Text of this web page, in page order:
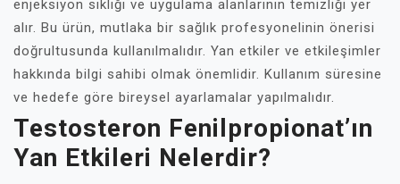
enjeksiyon sıklığı ve uygulama alanlarının temizliği yer
alır. Bu ürün, mutlaka bir sağlık profesyonelinin önerisi
doğrultusunda kullanılmalıdır. Yan etkiler ve etkileşimler
hakkında bilgi sahibi olmak önemlidir. Kullanım süresine
ve hedefe göre bireysel ayarlamalar yapılmalıdır.
Testosteron Fenilpropionat’ın
Yan Etkileri Nelerdir?